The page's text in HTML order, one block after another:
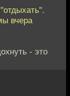
вчера
- это